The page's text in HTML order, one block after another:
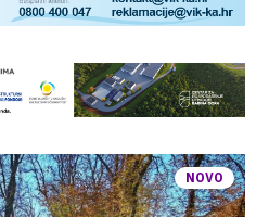
NOVO